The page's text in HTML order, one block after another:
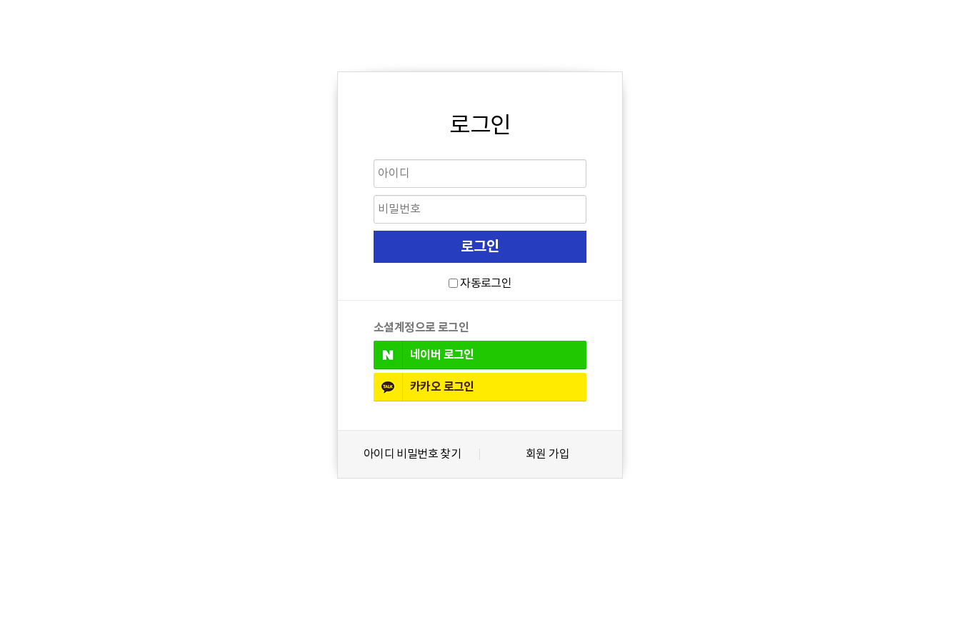
로그인
자동로그인
소셜계정으로 로그인
네이버 로그인
카카오 로그인
아이디 비밀번호 찾기 회원 가입